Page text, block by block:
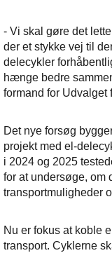
- Vi skal gøre det
der et stykke vej til
delecykler
hænge bedre
formand for
Det nye forsøg
projekt med el-
i 2024 og 2025
for at undersøge, om
transportmuligheder
Nu er fokus at koble
transport. Cyklerne